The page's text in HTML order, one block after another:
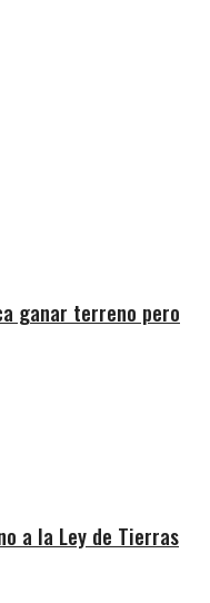
ganar terreno pero
a la Ley de Tierras